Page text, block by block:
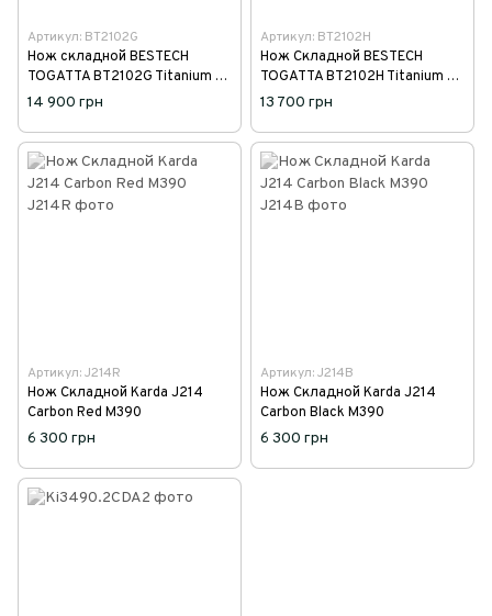
Артикул: BT2102G
Нож складной BESTECH
TOGATTA BT2102G Titanium +
Damascus Copper Carbon Fiber
14 900 грн
Артикул: BT2102H
Нож Складной BESTECH
TOGATTA BT2102H Titanium +
Black & Blue Carbon Fiber
13 700 грн
Артикул: J214R
Нож Складной Karda J214
Carbon Red M390
6 300 грн
Артикул: J214B
Нож Складной Karda J214
Carbon Black M390
6 300 грн